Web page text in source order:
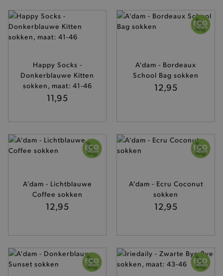
Happy Socks -
Donkerblauwe Kitten
sokken, maat: 41-46
11,95
A'dam - Bordeaux
School Bag sokken
12,95
A'dam - Lichtblauwe
Coffee sokken
12,95
A'dam - Ecru Coconut
sokken
12,95
ANALYTISCHE
TARGETING
De strikt noodzakelijke cookies verbeteren jouw
smulervaring op de site en zorgen ervoor dat de
site op een correcte manier wordt verorberd. De
Naam
Provider
product-added-modal
.brooklyn.be
selected-val .brooklyn.be
pickupStoreVal